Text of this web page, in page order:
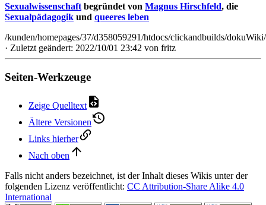
Sexualwissenschaft begründet von Magnus Hirschfeld, die
Sexualpädagogik und queeres leben
/kunden/homepages/37/d358059291/htdocs/clickandbuilds/
· Zuletzt geändert: 2022/10/01 23:42 von fritz
Seiten-Werkzeuge
Zeige Quelltext
Ältere Versionen
Links hierher
Nach oben
Falls nicht anders bezeichnet, ist der Inhalt dieses Wikis unter der
folgenden Lizenz veröffentlicht: CC Attribution-Share Alike 4.0
International